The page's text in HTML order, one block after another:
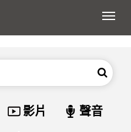
展
搜尋
資料類型
影片 聲音